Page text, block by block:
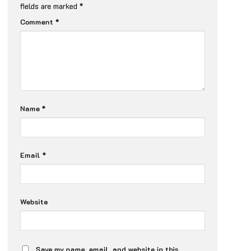
fields are marked *
Comment *
Name *
Email *
Website